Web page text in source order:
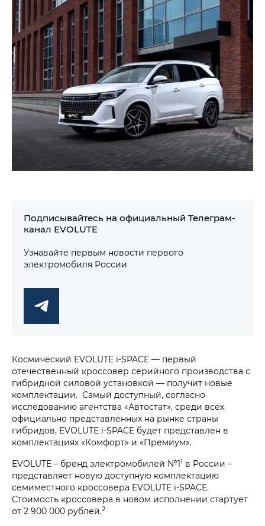
Подписывайтесь на официальный Телеграм-
канал EVOLUTE
Узнавайте первым новости первого
электромобиля России
Космический EVOLUTE i‑SPACE — первый
отечественный кроссовер серийного производства с
гибридной силовой установкой — получит новые
комплектации. Самый доступный, согласно
исследованию агентства «Автостат», среди всех
официально представленных на рынке страны
гибридов, EVOLUTE i‑SPACE будет представлен в
комплектациях «Комфорт» и «Премиум».
EVOLUTE – бренд электромобилей №11 в России –
представляет новую доступную комплектацию
семиместного кроссовера EVOLUTE i‑SPACE.
Стоимость кроссовера в новом исполнении стартует
от 2 900 000 рублей.2